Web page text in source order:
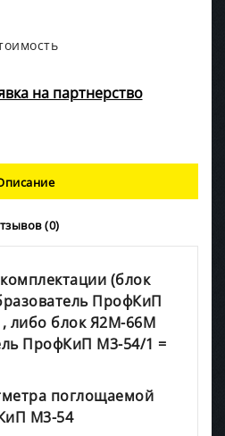
на партнерство
(0)
(блок
ПрофКиП
, либо блок Я2М-66М
ПрофКиП М3-54/1 =
поглощаемой
М3-54